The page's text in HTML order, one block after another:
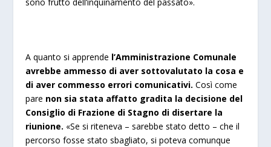
A quanto si apprende l’Amministrazione Comunale
avrebbe ammesso di aver sottovalutato la cosa e
di aver commesso errori comunicativi. Così come
pare non sia stata affatto gradita la decisione del
Consiglio di Frazione di Stagno di disertare la
riunione. «Se si riteneva – sarebbe stato detto – che il
percorso fosse stato sbagliato, si poteva comunque